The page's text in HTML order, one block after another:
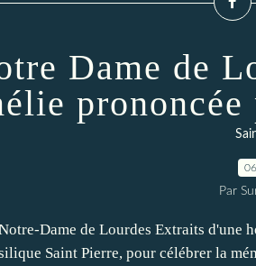
Dame de
Par
Dame de Lourdes Extraits d'une
Saint Pierre, pour célébrer la